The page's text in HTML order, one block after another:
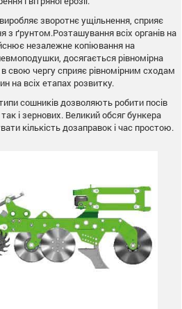
зворотнє ущільнення, сприяє
з ґрунтом.Розташування всіх органів на
незалежне копіювання на
досягається рівномірна
в свою чергу сприяє рівномірним сходам
на всіх етапах розвитку.
сошників дозволяють робити посів
і зернових. Великий обсяг бункера
кількість дозаправок і час простою.